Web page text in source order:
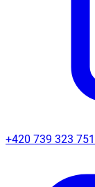
+420 739 323 751